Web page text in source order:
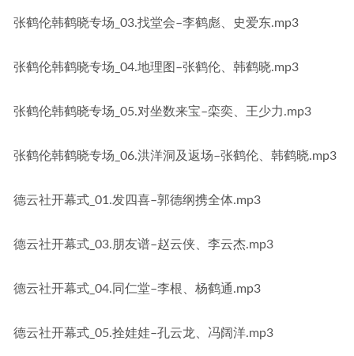
张鹤伦韩鹤晓专场_03.找堂会–李鹤彪、史爱东.mp3
张鹤伦韩鹤晓专场_04.地理图–张鹤伦、韩鹤晓.mp3
张鹤伦韩鹤晓专场_05.对坐数来宝–栾奕、王少力.mp3
张鹤伦韩鹤晓专场_06.洪洋洞及返场–张鹤伦、韩鹤晓.mp3
德云社开幕式_01.发四喜–郭德纲携全体.mp3
德云社开幕式_03.朋友谱–赵云侠、李云杰.mp3
德云社开幕式_04.同仁堂–李根、杨鹤通.mp3
德云社开幕式_05.拴娃娃–孔云龙、冯阔洋.mp3